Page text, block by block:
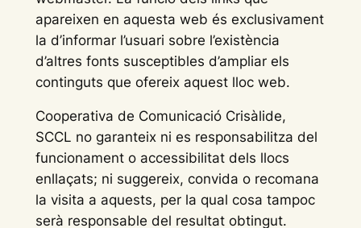
apareixen en aquesta web és exclusivament
la d’informar l’usuari sobre l’existència
d’altres fonts susceptibles d’ampliar els
continguts que ofereix aquest lloc web.
Cooperativa de Comunicació Crisàlide,
SCCL no garanteix ni es responsabilitza del
funcionament o accessibilitat dels llocs
enllaçats; ni suggereix, convida o recomana
la visita a aquests, per la qual cosa tampoc
serà responsable del resultat obtingut.